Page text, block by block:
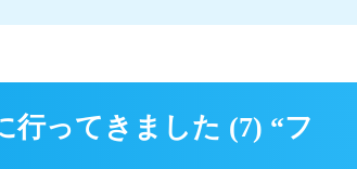
行ってきました (7) “フ